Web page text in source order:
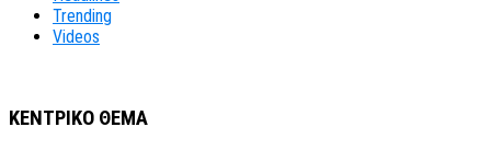
Trending
Videos
ΚΕΝΤΡΙΚΟ ΘΕΜΑ